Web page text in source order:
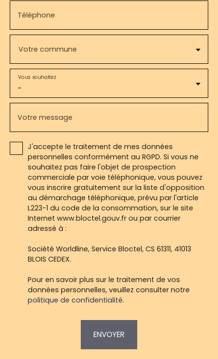
Téléphone
Votre commune
-
Vous souhaitez
Votre message
J'accepte le traitement de mes données
personnelles conformément au RGPD. Si vous ne
souhaitez pas faire l'objet de prospection
commerciale par voie téléphonique, vous pouvez
vous inscrire gratuitement sur la liste d'opposition
au démarchage téléphonique, prévu par l'article
L223-1 du code de la consommation, sur le site
Internet www.bloctel.gouv.fr ou par courrier
adressé à :
Société Worldline, Service Bloctel, CS 61311, 41013
BLOIS CEDEX.
Pour en savoir plus sur le traitement de vos
données personnelles, veuillez consulter notre
politique de confidentialité.
ENVOYER